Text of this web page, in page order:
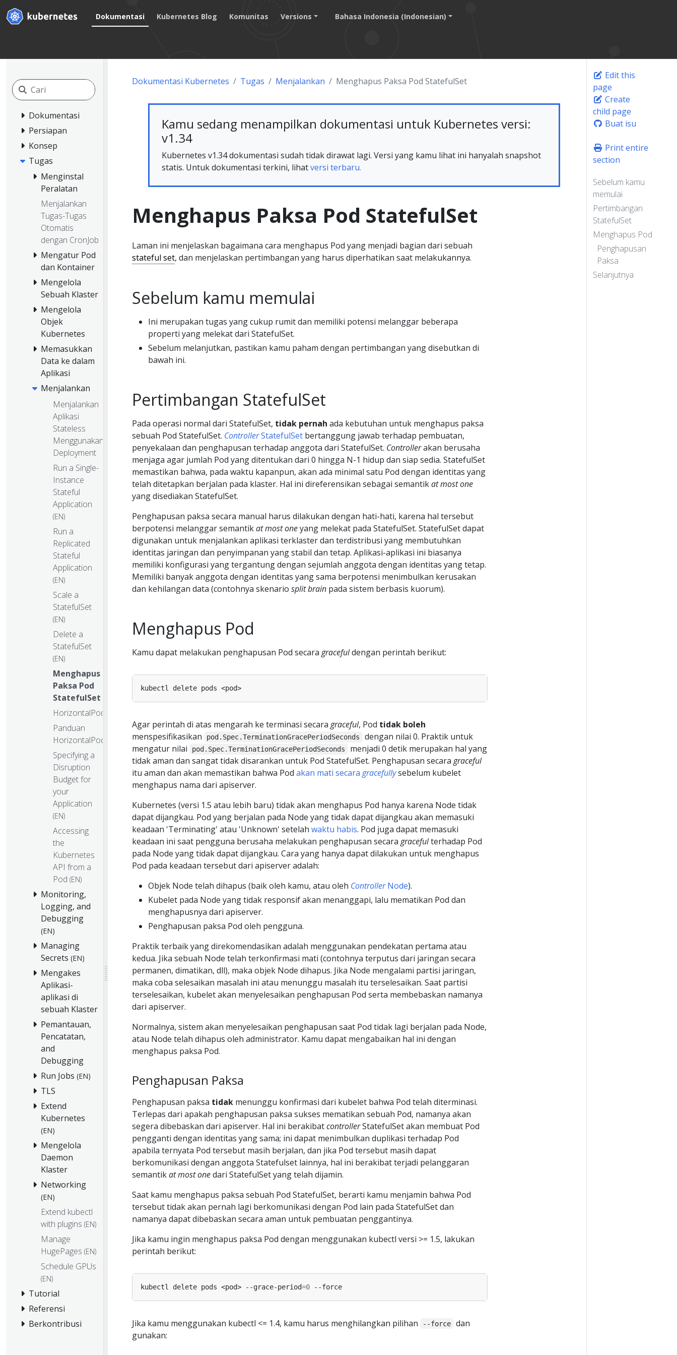
Dokumentasi Kubernetes Blog Komunitas Versions Bahasa Indonesia (Indonesian)
Dokumentasi
Persiapan
Konsep
Tugas
Menginstal
Peralatan
Menjalankan
Tugas-Tugas
Otomatis
dengan CronJob
Mengatur Pod
dan Kontainer
Mengelola
Sebuah Klaster
Mengelola
Objek
Kubernetes
Memasukkan
Data ke dalam
Aplikasi
Menjalankan
Menjalankan
Aplikasi
Stateless
Menggunakan
Deployment
Run a Single-
Instance
Stateful
Application
(EN)
Run a
Replicated
Stateful
Application
(EN)
Scale a
StatefulSet
(EN)
Delete a
StatefulSet
(EN)
Menghapus
Paksa Pod
StatefulSet
HorizontalPodAutoscaler
Panduan
HorizontalPodAutoscaler
Specifying a
Disruption
Budget for
your
Application
(EN)
Accessing
the
Kubernetes
API from a
Pod (EN)
Monitoring,
Logging, and
Debugging
(EN)
Managing
Secrets (EN)
Mengakes
Aplikasi-
aplikasi di
sebuah Klaster
Pemantauan,
Pencatatan,
and
Debugging
Run Jobs (EN)
TLS
Extend
Kubernetes
(EN)
Mengelola
Daemon
Klaster
Networking
(EN)
Extend kubectl
with plugins (EN)
Manage
HugePages (EN)
Schedule GPUs
(EN)
Tutorial
Referensi
Berkontribusi
Dokumentasi Kubernetes Tugas Menjalankan Menghapus Paksa Pod StatefulSet
Kamu sedang menampilkan dokumentasi untuk Kubernetes versi:
v1.34
Kubernetes v1.34 dokumentasi sudah tidak dirawat lagi. Versi yang kamu lihat ini hanyalah snapshot
statis. Untuk dokumentasi terkini, lihatversi terbaru.
Menghapus Paksa Pod StatefulSet
Laman ini menjelaskan bagaimana cara menghapus Pod yang menjadi bagian dari sebuah
stateful set, dan menjelaskan pertimbangan yang harus diperhatikan saat melakukannya.
Sebelum kamu memulai
Ini merupakan tugas yang cukup rumit dan memiliki potensi melanggar beberapa
properti yang melekat dari StatefulSet.
Sebelum melanjutkan, pastikan kamu paham dengan pertimbangan yang disebutkan di
bawah ini.
Pertimbangan StatefulSet
Pada operasi normal dari StatefulSet, tidak pernah ada kebutuhan untuk menghapus paksa
sebuah Pod StatefulSet. ControllerStatefulSet bertanggung jawab terhadap pembuatan,
penyekalaan dan penghapusan terhadap anggota dari StatefulSet. Controllerakan berusaha
menjaga agar jumlah Pod yang ditentukan dari 0 hingga N-1 hidup dan siap sedia. StatefulSet
memastikan bahwa, pada waktu kapanpun, akan ada minimal satu Pod dengan identitas yang
telah ditetapkan berjalan pada klaster. Hal ini direferensikan sebagai semantikat most one
yang disediakan StatefulSet.
Penghapusan paksa secara manual harus dilakukan dengan hati-hati, karena hal tersebut
berpotensi melanggar semantikat most oneyang melekat pada StatefulSet. StatefulSet dapat
digunakan untuk menjalankan aplikasi terklaster dan terdistribusi yang membutuhkan
identitas jaringan dan penyimpanan yang stabil dan tetap. Aplikasi-aplikasi ini biasanya
memiliki konfigurasi yang tergantung dengan sejumlah anggota dengan identitas yang tetap.
Memiliki banyak anggota dengan identitas yang sama berpotensi menimbulkan kerusakan
dan kehilangan data (contohnya skenario split brain pada sistem berbasis kuorum).
Menghapus Pod
Kamu dapat melakukan penghapusan Pod secara gracefuldengan perintah berikut:
Agar perintah di atas mengarah ke terminasi secara graceful, Pod tidak boleh
menspesifikasikan
pod.Spec.TerminationGracePeriodSeconds
dengan nilai 0. Praktik untuk
mengatur nilai
pod.Spec.TerminationGracePeriodSeconds
menjadi 0 detik merupakan hal yang
tidak aman dan sangat tidak disarankan untuk Pod StatefulSet. Penghapusan secara graceful
itu aman dan akan memastikan bahwa Pod akan mati secara gracefullysebelum kubelet
menghapus nama dari apiserver.
Kubernetes (versi 1.5 atau lebih baru) tidak akan menghapus Pod hanya karena Node tidak
dapat dijangkau. Pod yang berjalan pada Node yang tidak dapat dijangkau akan memasuki
keadaan 'Terminating' atau 'Unknown' setelah waktu habis. Pod juga dapat memasuki
keadaan ini saat pengguna berusaha melakukan penghapusan secara gracefulterhadap Pod
pada Node yang tidak dapat dijangkau. Cara yang hanya dapat dilakukan untuk menghapus
Pod pada keadaan tersebut dari apiserver adalah:
Objek Node telah dihapus (baik oleh kamu, atau oleh ControllerNode).
Kubelet pada Node yang tidak responsif akan menanggapi, lalu mematikan Pod dan
menghapusnya dari apiserver.
Penghapusan paksa Pod oleh pengguna.
Praktik terbaik yang direkomendasikan adalah menggunakan pendekatan pertama atau
kedua. Jika sebuah Node telah terkonfirmasi mati (contohnya terputus dari jaringan secara
permanen, dimatikan, dll), maka objek Node dihapus. Jika Node mengalami partisi jaringan,
maka coba selesaikan masalah ini atau menunggu masalah itu terselesaikan. Saat partisi
terselesaikan, kubelet akan menyelesaikan penghapusan Pod serta membebaskan namanya
dari apiserver.
Normalnya, sistem akan menyelesaikan penghapusan saat Pod tidak lagi berjalan pada Node,
atau Node telah dihapus oleh administrator. Kamu dapat mengabaikan hal ini dengan
menghapus paksa Pod.
Penghapusan Paksa
Penghapusan paksa tidak menunggu konfirmasi dari kubelet bahwa Pod telah diterminasi.
Terlepas dari apakah penghapusan paksa sukses mematikan sebuah Pod, namanya akan
segera dibebaskan dari apiserver. Hal ini berakibatcontrollerStatefulSet akan membuat Pod
pengganti dengan identitas yang sama; ini dapat menimbulkan duplikasi terhadap Pod
apabila ternyata Pod tersebut masih berjalan, dan jika Pod tersebut masih dapat
berkomunikasi dengan anggota Statefulset lainnya, hal ini berakibat terjadi pelanggaran
semantikat most onedari StatefulSet yang telah dijamin.
Saat kamu menghapus paksa sebuah Pod StatefulSet, berarti kamu menjamin bahwa Pod
tersebut tidak akan pernah lagi berkomunikasi dengan Pod lain pada StatefulSet dan
namanya dapat dibebaskan secara aman untuk pembuatan penggantinya.
Jika kamu ingin menghapus paksa Pod dengan menggunakan kubectl versi >= 1.5, lakukan
perintah berikut:
kubectl delete pods <pod> --grace-period=0
Jika kamu menggunakan kubectl <= 1.4, kamu harus menghilangkan pilihan --force
dan
gunakan:
Edit this
page
Create
child page
Buat isu
Print entire
section
Sebelum kamu
memulai
Pertimbangan
StatefulSet
Menghapus Pod
Penghapusan
Paksa
Selanjutnya